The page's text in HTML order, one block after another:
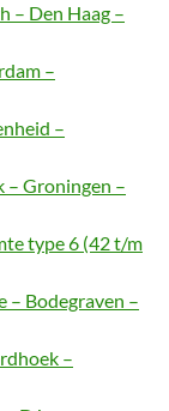
– Den Haag –
–
–
– Groningen –
type 6 (42 t/m
– Bodegraven –
–